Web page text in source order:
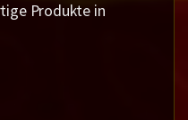
Produkte in